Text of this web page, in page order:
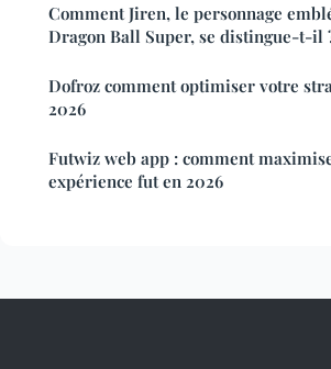
Comment Jiren, le personnage
Dragon Ball Super, se distingue-t-il
Dofroz comment optimiser votre
2026
Futwiz web app : comment
expérience fut en 2026